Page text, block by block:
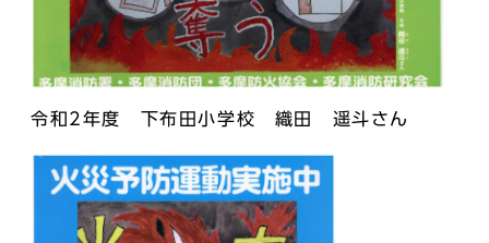
令和2年度 下布田小学校 織田 遥斗さん